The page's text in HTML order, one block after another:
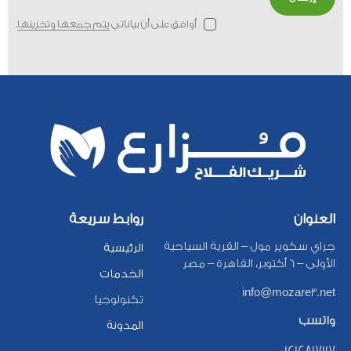
a
e
f
e
l
e
m
أوافق على أن بياناتي يتم جمعها وتخزينها.
العنوان
جراي سكوير مول – القرية السياحية
الأولى – 6 أكتوبر، القاهرة – مصر
info@mozare3.net
واتسب
روابط سريعة
الرئيسية
الخدمات
تكنولوجيا
المدونة